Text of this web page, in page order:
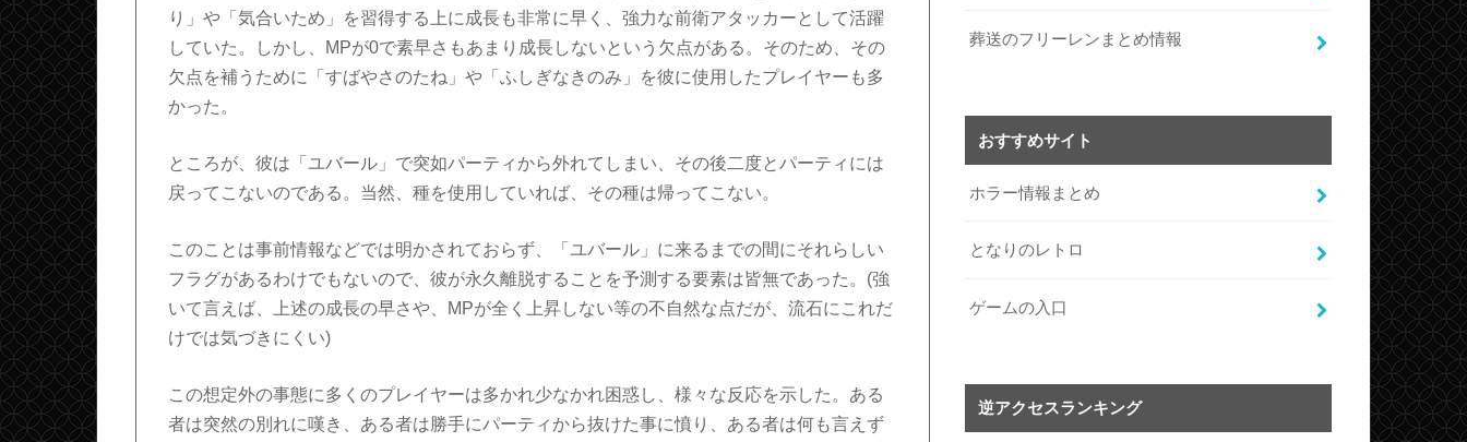
り」や「気合いため」を習得する上に成長も非常に早く、強力な前衛アタッカーとして活躍
していた。しかし、MPが0で素早さもあまり成長しないという欠点がある。そのため、その
欠点を補うために「すばやさのたね」や「ふしぎなきのみ」を彼に使用したプレイヤーも多
かった。
ところが、彼は「ユバール」で突如パーティから外れてしまい、その後二度とパーティには
戻ってこないのである。当然、種を使用していれば、その種は帰ってこない。
このことは事前情報などでは明かされておらず、「ユバール」に来るまでの間にそれらしい
フラグがあるわけでもないので、彼が永久離脱することを予測する要素は皆無であった。(強
いて言えば、上述の成長の早さや、MPが全く上昇しない等の不自然な点だが、流石にこれだ
けでは気づきにくい)
この想定外の事態に多くのプレイヤーは多かれ少なかれ困惑し、様々な反応を示した。ある
者は突然の別れに嘆き、ある者は勝手にパーティから抜けた事に憤り、ある者は何も言えず
葬送のフリーレンまとめ情報
おすすめサイト
ホラー情報まとめ
となりのレトロ
ゲームの入口
逆アクセスランキング